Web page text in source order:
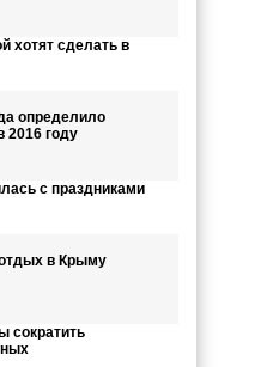
хотят сделать в
определило
2016 году
с праздниками
в Крыму
сократить